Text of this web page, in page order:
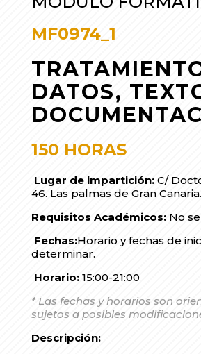
MF0974_1
DATOS,
150 HORAS
Lugar de impartición:C/
46. Las palmas de Gran Canaria.
Requisitos Académicos: No
Fechas:Horario y fechas de
determinar.
Horario:15:00-21:00
* Las fechas y horarios son
sujetos a posibles
Descripción: